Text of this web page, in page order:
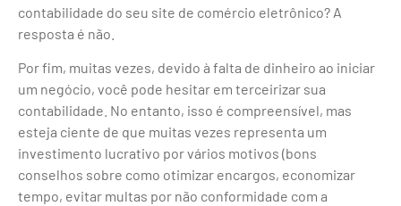
contabilidade do seu site de comércio eletrônico? A
resposta é não.
Por fim, muitas vezes, devido à falta de dinheiro ao iniciar
um negócio, você pode hesitar em terceirizar sua
contabilidade. No entanto, isso é compreensível, mas
esteja ciente de que muitas vezes representa um
investimento lucrativo por vários motivos (bons
conselhos sobre como otimizar encargos, economizar
tempo, evitar multas por não conformidade com a